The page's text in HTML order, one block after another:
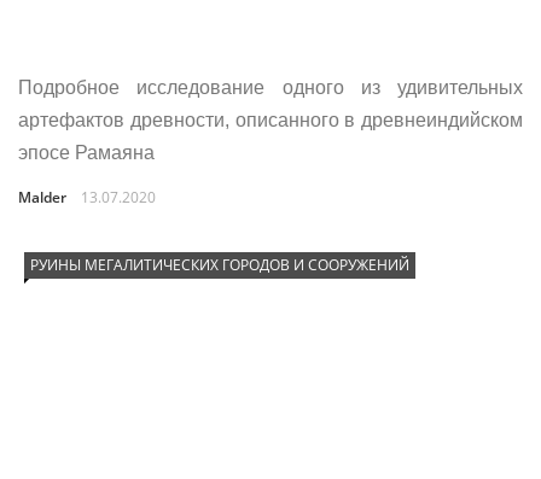
Подробное исследование одного из удивительных
артефактов древности, описанного в древнеиндийском
эпосе Рамаяна
Malder 13.07.2020
РУИНЫ МЕГАЛИТИЧЕСКИХ ГОРОДОВ И СООРУЖЕНИЙ